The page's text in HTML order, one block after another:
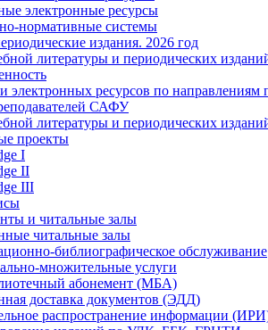
электронные ресурсы
нормативные системы
издания. 2026 год
литературы и периодических
электронных ресурсов по направлениям
САФУ
литературы и периодических
проекты
I
II
III
и читальные залы
читальные залы
библиографическое обслуживание
множительные услуги
абонемент (МБА)
доставка документов (ЭДД)
распространение информации